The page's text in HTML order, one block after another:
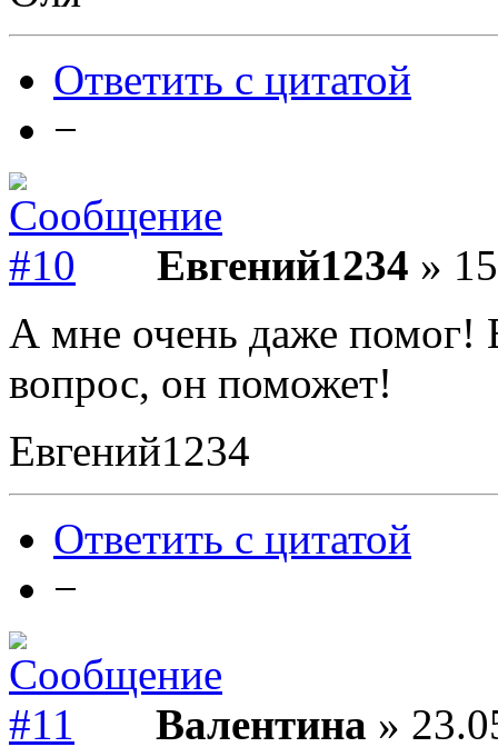
Ответить с цитатой
−
Евгений1234 »
А мне очень даже помог!
вопрос, он поможет!
Евгений1234
Ответить с цитатой
−
Валентина »